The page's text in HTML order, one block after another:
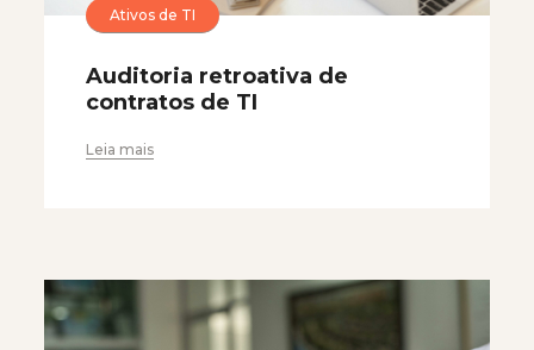
Ativos de TI
Auditoria retroativa de
contratos de TI
Leia mais